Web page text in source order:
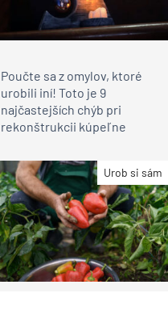
Poučte sa z omylov, ktoré
urobili iní! Toto je 9
najčastejších chýb pri
rekonštrukcii kúpeľne
Urob si sám